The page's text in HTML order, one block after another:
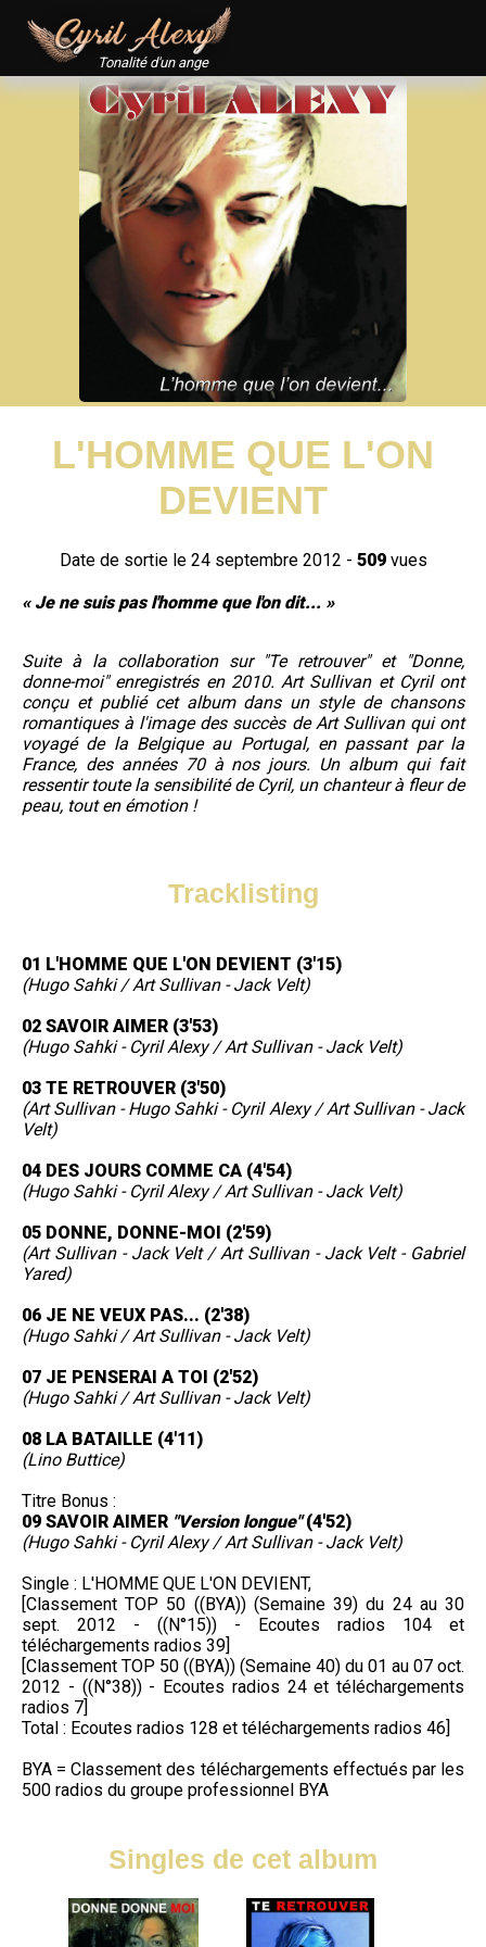
Tonalité d'un ange
L'HOMME QUE L'ON
DEVIENT
Date de sortie le 24 septembre 2012 - 509vues
« Je ne suis pas l'homme que l'on dit... »
Suite à la collaboration sur "Te retrouver" et "Donne,
donne-moi" enregistrés en 2010. Art Sullivan et Cyril ont
conçu et publié cet album dans un style de chansons
romantiques à l'image des succès de Art Sullivan qui ont
voyagé de la Belgique au Portugal, en passant par la
France, des années 70 à nos jours. Un album qui fait
ressentir toute la sensibilité de Cyril, un chanteur à fleur de
peau, tout en émotion !
Tracklisting
01 L'HOMME QUE L'ON DEVIENT (3'15)
(Hugo Sahki / Art Sullivan - Jack Velt)
02 SAVOIR AIMER (3'53)
(Hugo Sahki - Cyril Alexy / Art Sullivan - Jack Velt)
03 TE RETROUVER (3'50)
(Art Sullivan - Hugo Sahki - Cyril Alexy / Art Sullivan - Jack
Velt)
04 DES JOURS COMME CA (4'54)
(Hugo Sahki - Cyril Alexy / Art Sullivan - Jack Velt)
05 DONNE, DONNE-MOI (2'59)
(Art Sullivan - Jack Velt / Art Sullivan - Jack Velt - Gabriel
Yared)
06 JE NE VEUX PAS... (2'38)
(Hugo Sahki / Art Sullivan - Jack Velt)
07 JE PENSERAI A TOI (2'52)
(Hugo Sahki / Art Sullivan - Jack Velt)
08 LA BATAILLE (4'11)
(Lino Buttice)
Titre Bonus :
09 SAVOIR AIMER "Version longue"(4'52)
(Hugo Sahki - Cyril Alexy / Art Sullivan - Jack Velt)
Single : L'HOMME QUE L'ON DEVIENT,
[Classement TOP 50 ((BYA)) (Semaine 39) du 24 au 30
sept. 2012 - ((N°15)) - Ecoutes radios 104 et
téléchargements radios 39]
[Classement TOP 50 ((BYA)) (Semaine 40) du 01 au 07 oct.
2012 - ((N°38)) - Ecoutes radios 24 et téléchargements
radios 7]
Total : Ecoutes radios 128 et téléchargements radios 46]
BYA = Classement des téléchargements effectués par les
500 radios du groupe professionnel BYA
Singles de cet album